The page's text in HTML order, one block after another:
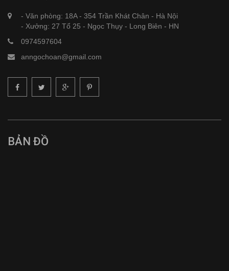
- Văn phòng: 18A - 354 Trần Khát Chân - Hà Nội
- Xưởng: 27 Tổ 25 - Ngọc Thụy - Long Biên - HN
0974597604
anngochoan@gmail.com
BẢN ĐỒ